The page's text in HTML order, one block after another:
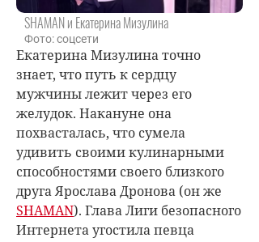
SHAMAN и Екатерина Мизулина
Фото: соцсети
Екатерина Мизулина точно
знает, что путь к сердцу
мужчины лежит через его
желудок. Накануне она
похвасталась, что сумела
удивить своими кулинарными
способностями своего близкого
друга Ярослава Дронова (он же
SHAMAN). Глава Лиги безопасного
Интернета угостила певца